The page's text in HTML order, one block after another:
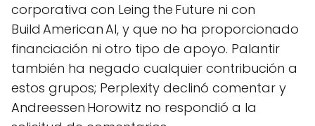
corporativa con Leing the Future ni con
Build American AI, y que no ha proporcionado
financiación ni otro tipo de apoyo. Palantir
también ha negado cualquier contribución a
estos grupos; Perplexity declinó comentar y
Andreessen Horowitz no respondió a la